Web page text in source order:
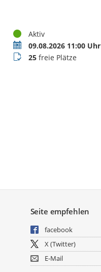
StatusAktiv
Termin09.08.2026 11:00 Uhr
Buchungsstatus
25 freie Plätze
Seite empfehlen
facebook
X (Twitter)
E-Mail